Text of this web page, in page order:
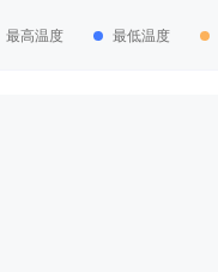
最高温度 最低温度